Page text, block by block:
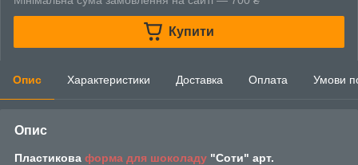
Купити
Опис Характеристики Доставка Оплата Умови
Опис
Пластикова форма для шоколаду "Соти" арт.